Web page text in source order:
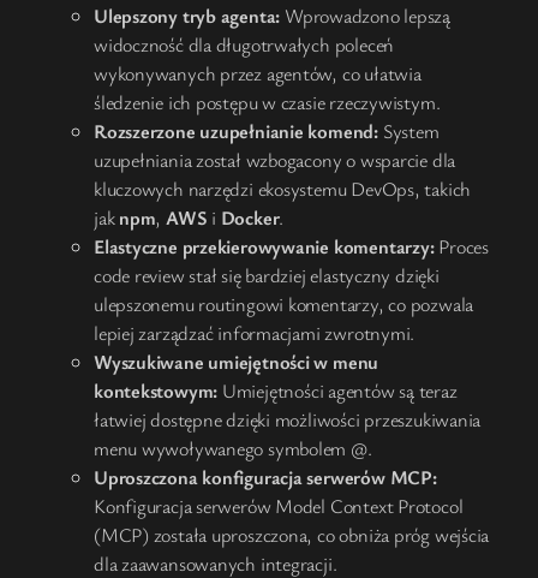
Ulepszony tryb agenta: Wprowadzono lepszą
widoczność dla długotrwałych poleceń
wykonywanych przez agentów, co ułatwia
śledzenie ich postępu w czasie rzeczywistym.
Rozszerzone uzupełnianie komend:System
uzupełniania został wzbogacony o wsparcie dla
kluczowych narzędzi ekosystemu DevOps, takich
jaknpm,AWS i Docker.
Elastyczne przekierowywanie komentarzy:Proces
code review stał się bardziej elastyczny dzięki
ulepszonemu routingowi komentarzy, co pozwala
lepiej zarządzać informacjami zwrotnymi.
Wyszukiwane umiejętności w menu
kontekstowym: Umiejętności agentów są teraz
łatwiej dostępne dzięki możliwości przeszukiwania
menu wywoływanego symbolem @.
Uproszczona konfiguracja serwerów MCP:
Konfiguracja serwerów Model Context Protocol
(MCP) została uproszczona, co obniża próg wejścia
dla zaawansowanych integracji.